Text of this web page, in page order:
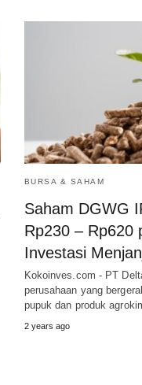
BURSA & SAHAM
Saham DGWG
Rp230 – Rp620
Investasi
Kokoinves.com - PT
perusahaan yang
pupuk dan produk
2 years ago